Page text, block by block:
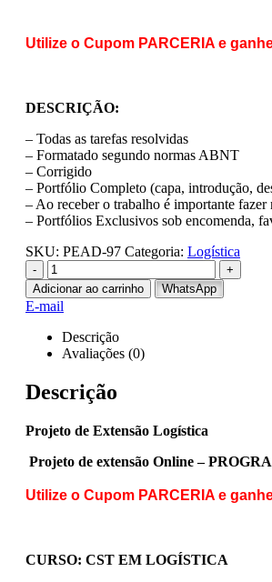
Utilize o Cupom PARCERIA e
DESCRIÇÃO:
– Todas as tarefas resolvidas
– Formatado segundo normas ABNT
– Corrigido
– Portfólio Completo (capa, introdução,
– Ao receber o trabalho é importante
– Portfólios Exclusivos sob encomenda,
SKU: PEAD-97 Categoria: Logística
-
+
Adicionar ao carrinho
WhatsApp
E-mail
Descrição
Avaliações (0)
Descrição
Projeto de Extensão Logística
Projeto de extensão Online –
Utilize o Cupom PARCERIA e
CURSO: CST EM LOGÍSTICA